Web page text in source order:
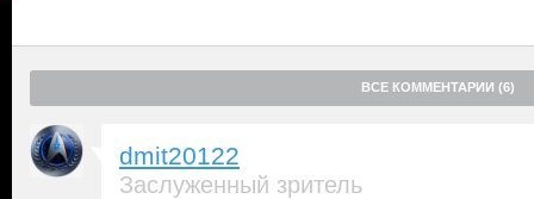
ВСЕ КОММЕНТАРИИ (6)
dmit20122
Заслуженный зритель